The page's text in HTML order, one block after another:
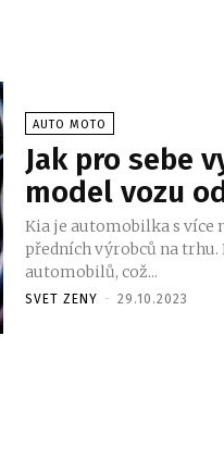
AUTO MOTO
Jak pro sebe
model vozu
Kia je automobilka s více
předních výrobců na
automobilů, což...
SVET ZENY - 29.10.2023